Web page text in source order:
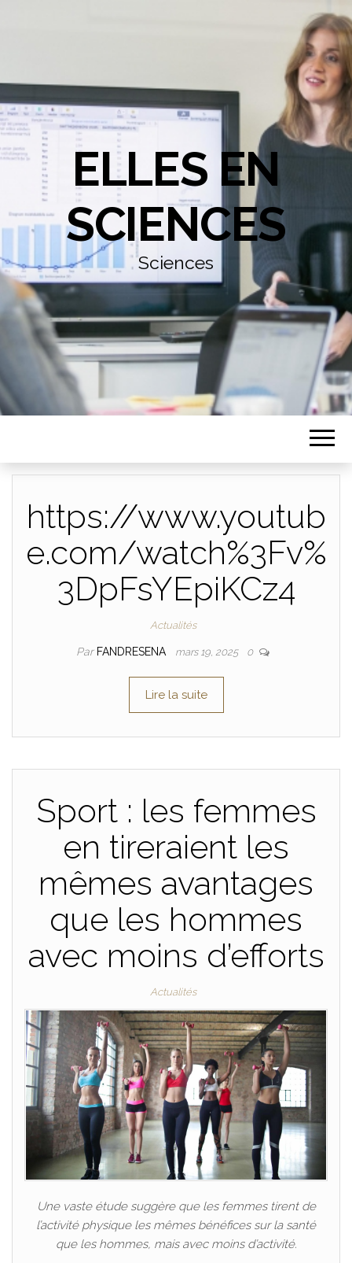
ELLES EN
SCIENCES
Sciences
https://www.youtub
e.com/watch%3Fv%
3DpFsYEpiKCz4
Actualités
Par FANDRESENA mars 19, 2025 0
Lire la suite
Sport : les femmes
en tireraient les
mêmes avantages
que les hommes
avec moins d’efforts
Actualités
Une vaste étude suggère que les femmes tirent de
l’activité physique les mêmes bénéfices sur la santé
que les hommes, mais avec moins d’activité.